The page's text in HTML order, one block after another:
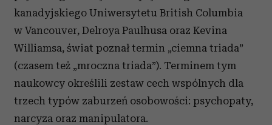
kanadyjskiego Uniwersytetu British Columbia
w Vancouver, Delroya Paulhusa oraz Kevina
Williamsa, świat poznał termin „ciemna triada”
(czasem też „mroczna triada”). Terminem tym
naukowcy określili zestaw cech wspólnych dla
trzech typów zaburzeń osobowości: psychopaty,
narcyza oraz manipulatora.